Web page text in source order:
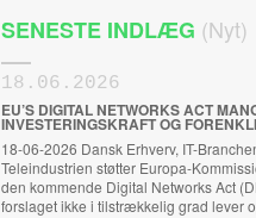
SENESTE INDLÆG (Nyt)
18.06.2026
EU’S DIGITAL NETWORKS ACT
INVESTERINGSKRAFT OG
18-06-2026 Dansk Erhverv, IT-
Teleindustrien støtter Europa-
den kommende Digital Networks Act
forslaget ikke i tilstrækkelig grad lever